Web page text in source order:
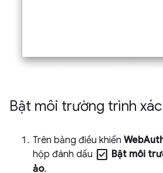
Bật môi trường trình
Trên bảng điều khiển
hộp đánh dấu check_box Bật môi
ảo.